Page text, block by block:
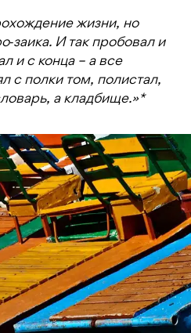
жизни, но
И так пробовал и
и с конца – а все
с полки том, полистал,
а кладбище.»*